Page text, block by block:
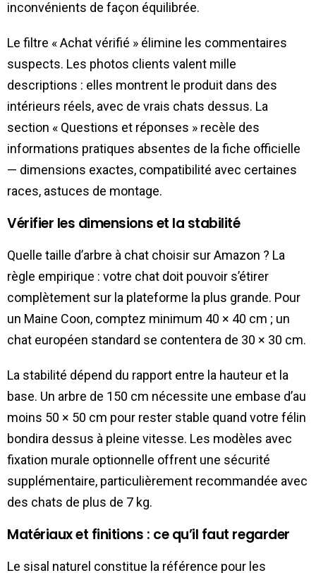
inconvénients de façon équilibrée.
Le filtre « Achat vérifié » élimine les commentaires
suspects. Les photos clients valent mille
descriptions : elles montrent le produit dans des
intérieurs réels, avec de vrais chats dessus. La
section « Questions et réponses » recèle des
informations pratiques absentes de la fiche officielle
— dimensions exactes, compatibilité avec certaines
races, astuces de montage.
Vérifier les dimensions et la stabilité
Quelle taille d’arbre à chat choisir sur Amazon ? La
règle empirique : votre chat doit pouvoir s’étirer
complètement sur la plateforme la plus grande. Pour
un Maine Coon, comptez minimum 40 × 40 cm ; un
chat européen standard se contentera de 30 × 30 cm.
La stabilité dépend du rapport entre la hauteur et la
base. Un arbre de 150 cm nécessite une embase d’au
moins 50 × 50 cm pour rester stable quand votre félin
bondira dessus à pleine vitesse. Les modèles avec
fixation murale optionnelle offrent une sécurité
supplémentaire, particulièrement recommandée avec
des chats de plus de 7 kg.
Matériaux et finitions : ce qu’il faut regarder
Le sisal naturel constitue la référence pour les